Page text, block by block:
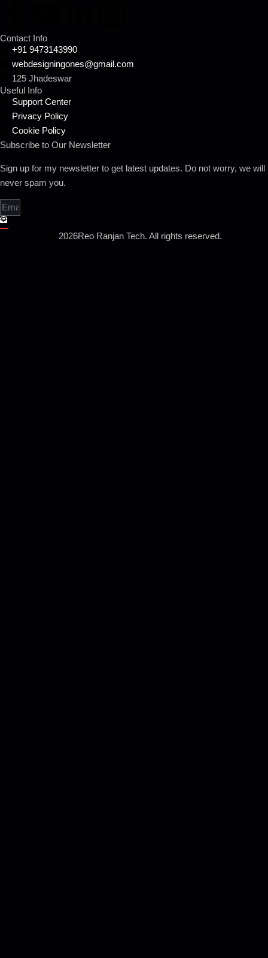
Contact Info
+91 9473143990
webdesigningones@gmail.com
125 Jhadeswar
Useful Info
Support Center
Privacy Policy
Cookie Policy
Subscribe to Our Newsletter
Sign up for my newsletter to get latest updates. Do not worry, we will
never spam you.
2026Reo Ranjan Tech. All rights reserved.